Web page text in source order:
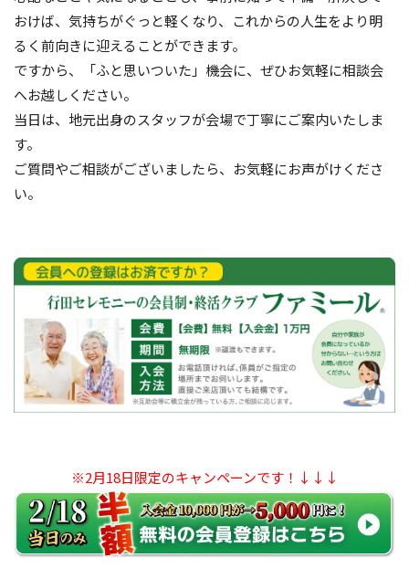
おけば、気持ちがぐっと軽くなり、これからの人生をより明
るく前向きに迎えることができます。
ですから、「ふと思いついた」機会に、ぜひお気軽に相談会
へお越しください。
当日は、地元出身のスタッフが会場で丁寧にご案内いたしま
す。
ご質問やご相談がございましたら、お気軽にお声がけくださ
い。
※2月18日限定のキャンペーンです！↓↓↓